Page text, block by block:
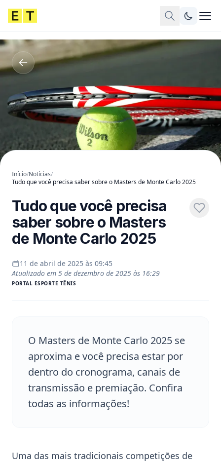
Início/Notícias/
Tudo que você precisa saber sobre o Masters de Monte Carlo 2025
Tudo que você precisa
saber sobre o Masters
de Monte Carlo 2025
11 de abril de 2025 às 09:45
Atualizado em 5 de dezembro de 2025 às 16:29
PORTAL ESPORTE TÊNIS
O Masters de Monte Carlo 2025 se
aproxima e você precisa estar por
dentro do cronograma, canais de
transmissão e premiação. Confira
todas as informações!
Uma das mais tradicionais competições de